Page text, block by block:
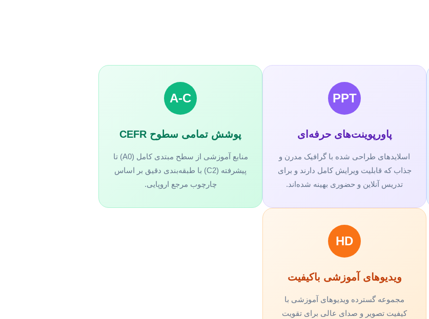
PPT
پاورپوینت‌های حرفه‌ای
اسلایدهای طراحی شده با گرافیک مدرن و
جذاب که قابلیت ویرایش کامل دارند و برای
تدریس آنلاین و حضوری بهینه شده‌اند.
A-C
پوشش تمامی سطوح CEFR
منابع آموزشی از سطح مبتدی کامل (A0) تا
پیشرفته (C2) با طبقه‌بندی دقیق بر اساس
چارچوب مرجع اروپایی.
HD
ویدیوهای آموزشی باکیفیت
مجموعه گسترده ویدیوهای آموزشی با
کیفیت تصویر و صدای عالی برای تقویت